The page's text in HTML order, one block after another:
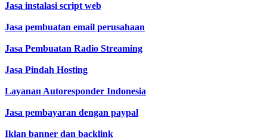
Jasa instalasi script web
Jasa pembuatan email perusahaan
Jasa Pembuatan Radio Streaming
Jasa Pindah Hosting
Layanan Autoresponder Indonesia
Jasa pembayaran dengan paypal
Iklan banner dan backlink